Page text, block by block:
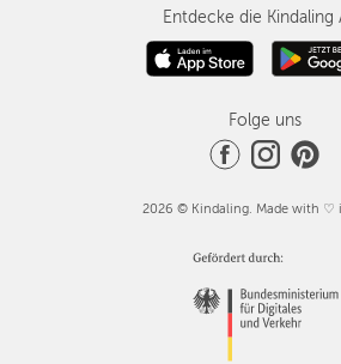
Entdecke die Kindaling
Folge uns
2026 © Kindaling. Made with ♡